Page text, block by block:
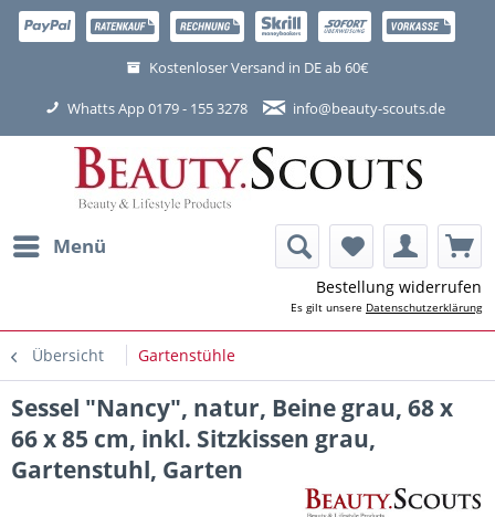
Kostenloser Versand in DE ab 60€
Whatts App 0179 - 155 3278 info@beauty-scouts.de
Menü
Bestellung widerrufen
Es gilt unsere Datenschutzerklärung
Übersicht Gartenstühle
Sessel "Nancy", natur, Beine grau, 68 x
66 x 85 cm, inkl. Sitzkissen grau,
Gartenstuhl, Garten